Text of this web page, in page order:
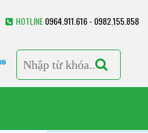
HOTLINE0964.911.616 - 0982.155.858